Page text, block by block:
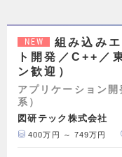
NEW
組み込み
ト開発／C++／
ン歓迎）
アプリケーション
系）
図研テック株式会社
400万円 ～ 749万円